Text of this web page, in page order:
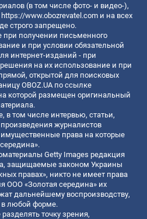
(в том числе фото- и видео-),
https://www.obozrevatel.com и на всех
строго запрещено.
при получении письменного
и при условии обязательной
интернет-изданий - при
на их использование и при
открытой для поисковых
OBOZ.UA по ссылке
которой размещен оригинальный
в том числе интервью, статьи,
журналистов
права на которые
Getty Images редакция
защищаемые законом Украины
правах», никто не имеет права
ООО «Золотая середина» их
дальнейшему воспроизводству,
в любой форме.
точку зрения,